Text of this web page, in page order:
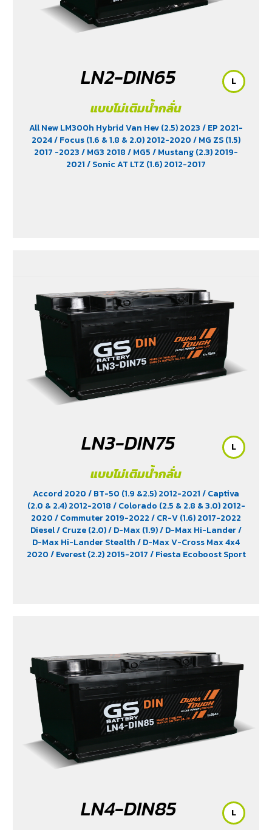
LN2-DIN65
แบบไม่เติมน้ำกลั่น
All New LM300h Hybrid Van Hev (2.5) 2023/ EP 2021-
2024/ Focus (1.6 & 1.8 & 2.0) 2012-2020/ MG ZS (1.5)
2017 -2023/ MG3 2018/ MG5/ Mustang (2.3) 2019-
2021/ Sonic AT LTZ (1.6) 2012-2017
L
LN3-DIN75
แบบไม่เติมน้ำกลั่น
Accord 2020/ BT-50 (1.9 &2.5) 2012-2021/ Captiva
(2.0 & 2.4) 2012-2018/ Colorado (2.5 & 2.8 & 3.0) 2012-
2020/ Commuter 2019-2022/ CR-V (1.6) 2017-2022
Diesel/ Cruze (2.0)/ D-Max (1.9)/ D-Max Hi-Lander/
D-Max Hi-Lander Stealth/ D-Max V-Cross Max 4x4
2020/ Everest (2.2) 2015-2017/ Fiesta Ecoboost Sport
Territory (2.7)/ X-Trail Hybrid (2.0)
L
LN4-DIN85 L